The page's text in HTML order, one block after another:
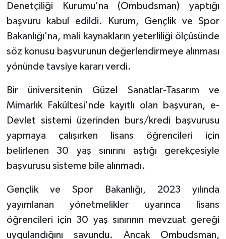
Denetçiliği Kurumu'na (Ombudsman) yaptığı
başvuru kabul edildi. Kurum, Gençlik ve Spor
Bakanlığı'na, mali kaynakların yeterliliği ölçüsünde
söz konusu başvurunun değerlendirmeye alınması
yönünde tavsiye kararı verdi.
Bir üniversitenin Güzel Sanatlar-Tasarım ve
Mimarlık Fakültesi'nde kayıtlı olan başvuran, e-
Devlet sistemi üzerinden burs/kredi başvurusu
yapmaya çalışırken lisans öğrencileri için
belirlenen 30 yaş sınırını aştığı gerekçesiyle
başvurusu sisteme bile alınmadı.
Gençlik ve Spor Bakanlığı, 2023 yılında
yayımlanan yönetmelikler uyarınca lisans
öğrencileri için 30 yaş sınırının mevzuat gereği
uygulandığını savundu. Ancak Ombudsman,